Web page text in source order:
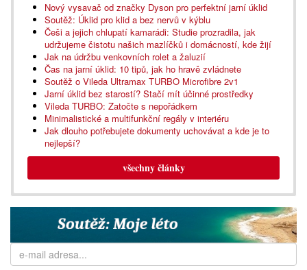
Nový vysavač od značky Dyson pro perfektní jarní úklid
Soutěž: Úklid pro klid a bez nervů v kýblu
Češi a jejich chlupatí kamarádi: Studie prozradila, jak
udržujeme čistotu našich mazlíčků i domácností, kde žijí
Jak na údržbu venkovních rolet a žaluzií
Čas na jarní úklid: 10 tipů, jak ho hravě zvládnete
Soutěž o Vileda Ultramax TURBO Microfibre 2v1
Jarní úklid bez starostí? Stačí mít účinné prostředky
Vileda TURBO: Zatočte s nepořádkem
Minimalistické a multifunkční regály v interiéru
Jak dlouho potřebujete dokumenty uchovávat a kde je to
nejlepší?
všechny články